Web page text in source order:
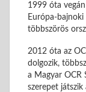
1999 óta
Európa-
többszörös
2012 óta az
dolgozik,
a Magyar OCR
szerepet játszik